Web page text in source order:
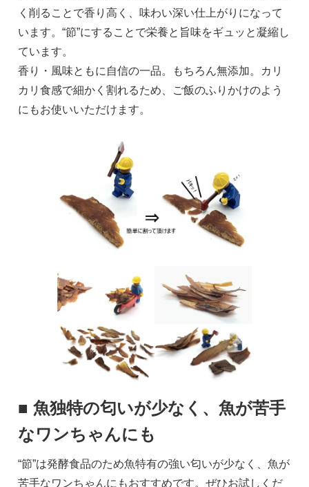
く削ることで香り高く、味わい深い仕上がりになって
います。“節”にすることで栄養と旨味をギュッと凝縮し
ています。
香り・風味ともに自信の一品。もちろん無添加。カリ
カリ食感で細かく割れるため、ご飯のふりかけのよう
にもお使いいただけます。
■ 魚独特の匂いが少なく、魚が苦手
なワンちゃんにも
“節”は発酵食品のため魚特有の強い匂いが少なく、魚が
苦手なワンちゃんにもおすすめです。ぜひお試しくだ